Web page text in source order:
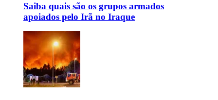
Saiba quais são os grupos armados
apoiados pelo Irã no Iraque